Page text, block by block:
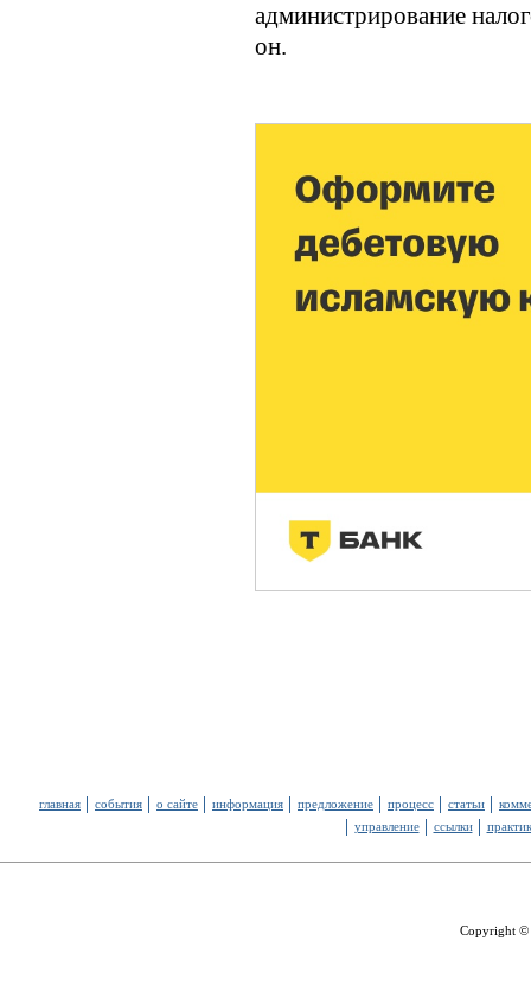
администрирование
он.
главная события о сайте информация предложение процесс статьи
управление
ссылки
Copyright ©